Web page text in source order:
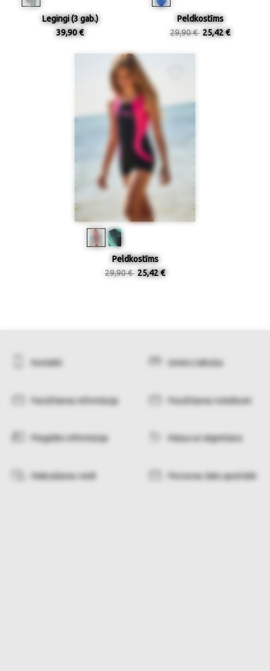
Legingi (3 gab.)
39,90 €
Peldkostīms
29,90 € 25,42 €
Peldkostīms
29,90 € 25,42 €
Kontakti Izmēru tabulas
Pasūtīšanas informācija Pasūtīšanas noteikumi
Piegādes informācija Maiņa un atgriešana
Maksāšanas veidi Personas datu apstrāde